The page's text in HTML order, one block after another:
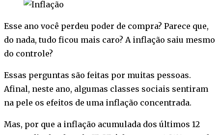
Esse ano você perdeu poder de compra? Parece que,
do nada, tudo ficou mais caro? A inflação saiu mesmo
do controle?
Essas perguntas são feitas por muitas pessoas.
Afinal, neste ano, algumas classes sociais sentiram
na pele os efeitos de uma inflação concentrada.
Mas, por que a inflação acumulada dos últimos 12